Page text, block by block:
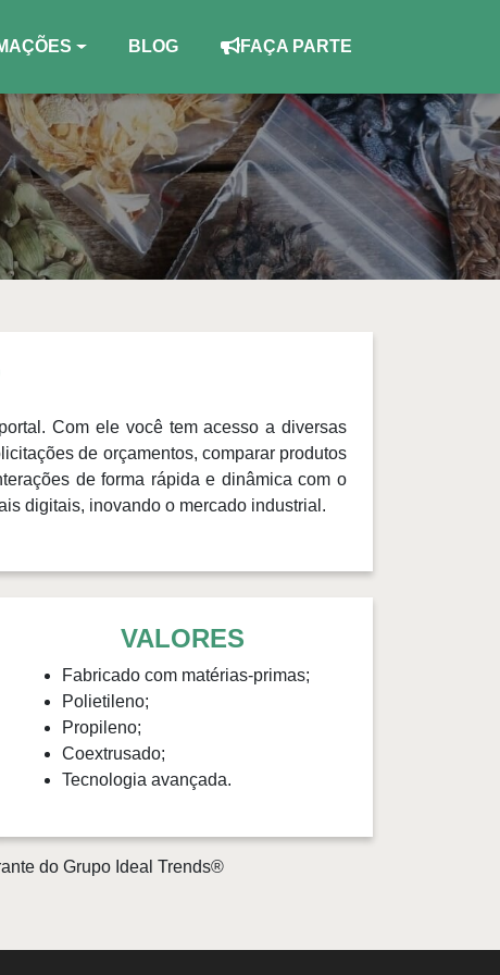
BLOG FAÇA PARTE
Com ele você tem acesso a diversas
de orçamentos, comparar produtos
de forma rápida e dinâmica com o
digitais, inovando o mercado industrial.
VALORES
Fabricado com matérias-primas;
Polietileno;
Propileno;
Coextrusado;
Tecnologia avançada.
do Grupo Ideal Trends®